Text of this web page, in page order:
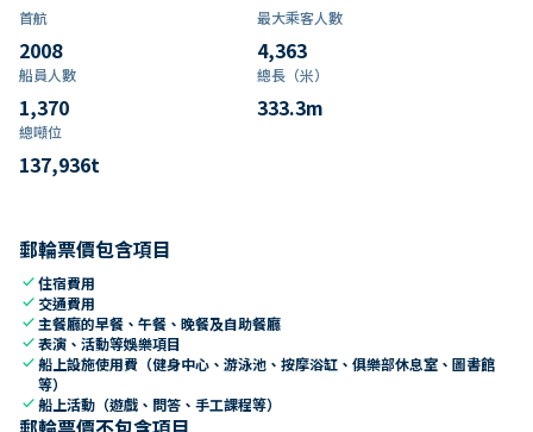
首航
2008
最大乘客人數
4,363
船員人數
1,370
總長（米）
333.3m
總噸位
137,936t
郵輪票價包含項目
check住宿費用
check 交通費用
check 主餐廳的早餐、午餐、晚餐及自助餐廳
check表演、活動等娛樂項目
check船上設施使用費（健身中心、游泳池、按摩浴缸、俱樂部休息室、圖書館
等）
check船上活動（遊戲、問答、手工課程等）